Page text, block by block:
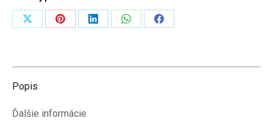
ZdieľaťZdieľaťZdieľaťZdieľaťZdieľať
Popis
Ďalšie informácie